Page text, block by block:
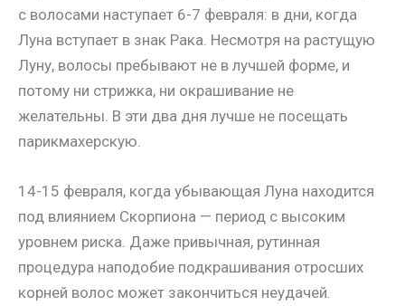
с волосами наступает 6-7 февраля: в дни, когда
Луна вступает в знак Рака. Несмотря на растущую
Луну, волосы пребывают не в лучшей форме, и
потому ни стрижка, ни окрашивание не
желательны. В эти два дня лучше не посещать
парикмахерскую.
14-15 февраля, когда убывающая Луна находится
под влиянием Скорпиона — период с высоким
уровнем риска. Даже привычная, рутинная
процедура наподобие подкрашивания отросших
корней волос может закончиться неудачей.